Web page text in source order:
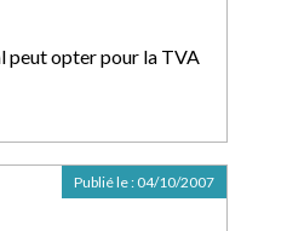
peut opter pour la TVA
Publié le : 04/10/2007